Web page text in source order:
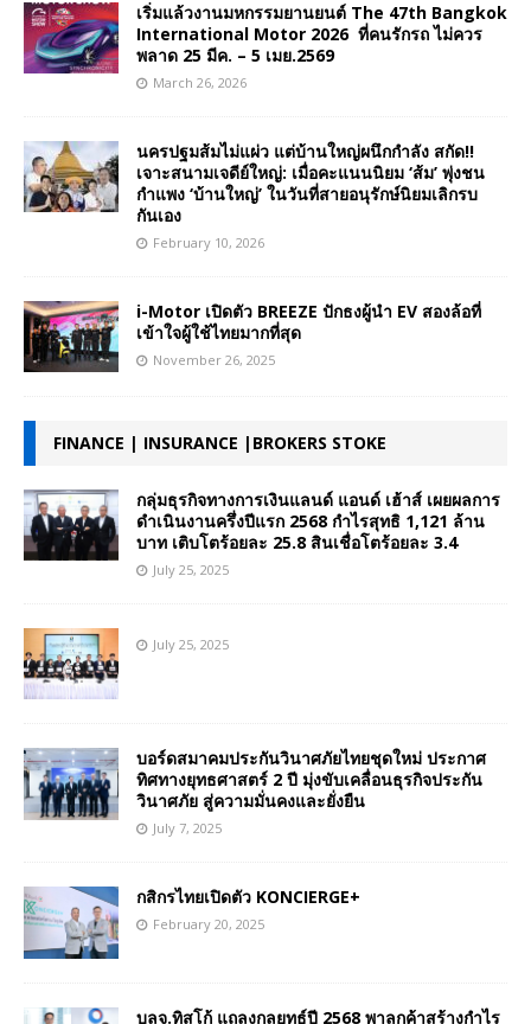
เริ่มแล้วงานมหกรรมยานยนต์ The 47th Bangkok
International Motor 2026 ที่คนรักรถ ไม่ควร
พลาด 25 มีค. – 5 เมย.2569
March 26, 2026
นครปฐมส้มไม่แผ่ว แต่บ้านใหญ่ผนึกกำลัง สกัด!!
เจาะสนามเจดีย์ใหญ่: เมื่อคะแนนนิยม ‘ส้ม’ พุ่งชน
กำแพง ‘บ้านใหญ่’ ในวันที่สายอนุรักษ์นิยมเลิกรบ
กันเอง
February 10, 2026
i-Motor เปิดตัว BREEZE ปักธงผู้นำ EV สองล้อที่
เข้าใจผู้ใช้ไทยมากที่สุด
November 26, 2025
FINANCE | INSURANCE |BROKERS STOKE
กลุ่มธุรกิจทางการเงินแลนด์ แอนด์ เฮ้าส์ เผยผลการ
ดำเนินงานครึ่งปีแรก 2568 กำไรสุทธิ 1,121 ล้าน
บาท เติบโตร้อยละ 25.8 สินเชื่อโตร้อยละ 3.4
July 25, 2025
July 25, 2025
บอร์ดสมาคมประกันวินาศภัยไทยชุดใหม่ ประกาศ
ทิศทางยุทธศาสตร์ 2 ปี มุ่งขับเคลื่อนธุรกิจประกัน
วินาศภัย สู่ความมั่นคงและยั่งยืน
July 7, 2025
กสิกรไทยเปิดตัว KONCIERGE+
February 20, 2025
บลจ.ทิสโก้ แถลงกลยุทธ์ปี 2568 พาลูกค้าสร้างกำไร